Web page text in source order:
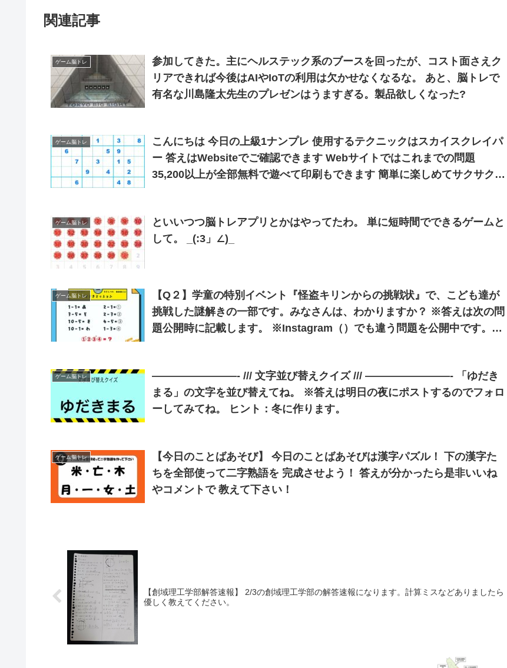
関連記事
ゲーム脳トレ
参加してきた。主にヘルステック系のブースを回ったが、コスト面さえク
リアできれば今後はAIやIoTの利用は欠かせなくなるな。 あと、脳トレで
有名な川島隆太先生のプレゼンはうますぎる。製品欲しくなった?
ゲーム脳トレ
こんにちは 今日の上級1ナンプレ 使用するテクニックはスカイスクレイパ
ー 答えはWebsiteでご確認できます Webサイトではこれまでの問題
35,200以上が全部無料で遊べて印刷もできます 簡単に楽しめてサクサク遊
ゲーム脳トレ
といいつつ脳トレアプリとかはやってたわ。 単に短時間でできるゲームと
して。 _(:3」∠)_
ゲーム脳トレ
【Q２】学童の特別イベント『怪盗キリンからの挑戦状』で、こども達が
挑戦した謎解きの一部です。みなさんは、わかりますか？ ※答えは次の問
題公開時に記載します。 ※Instagram（）でも違う問題を公開中です。
ゲーム脳トレ
————————- /// 文字並び替えクイズ /// ————————- 「ゆだき
まる」の文字を並び替えてね。 ※答えは明日の夜にポストするのでフォロ
ーしてみてね。 ヒント：冬に作ります。
ゲーム脳トレ
【今日のことばあそび】 今日のことばあそびは漢字パズル！ 下の漢字た
ちを全部使って二字熟語を 完成させよう！ 答えが分かったら是非いいね
やコメントで 教えて下さい！
【創域理工学部解答速報】 2/3の創域理工学部の解答速報になります。計算ミスなどありましたら
優しく教えてください。